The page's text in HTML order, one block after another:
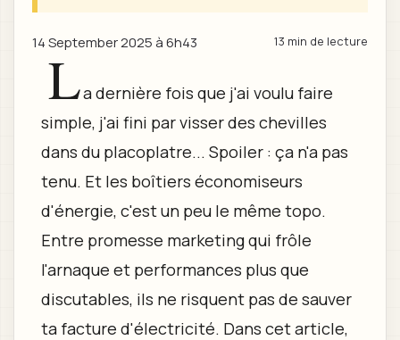
14 September 2025 à 6h43 13 min de lecture
La dernière fois que j'ai voulu faire
simple, j'ai fini par visser des chevilles
dans du placoplatre... Spoiler : ça n'a pas
tenu. Et les boîtiers économiseurs
d'énergie, c'est un peu le même topo.
Entre promesse marketing qui frôle
l'arnaque et performances plus que
discutables, ils ne risquent pas de sauver
ta facture d'électricité. Dans cet article,